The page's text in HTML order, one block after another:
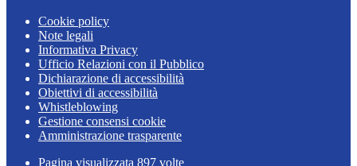
Cookie policy
Note legali
Informativa Privacy
Ufficio Relazioni con il Pubblico
Dichiarazione di accessibilità
Obiettivi di accessibilità
Whistleblowing
Gestione consensi cookie
Amministrazione trasparente
Pagina visualizzata 897 volte